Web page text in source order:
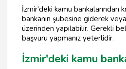
İzmir'deki kamu bankalarından
bankanın şubesine giderek
üzerinden yapılabilir. Gerekli
başvuru yapmanız yeterlidir.
İzmir'deki kamu